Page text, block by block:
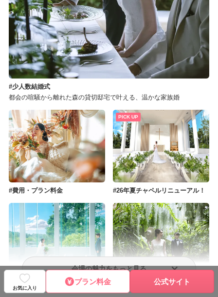
少人数結婚式
都会の喧騒から離れた森の貸切邸宅で叶える、温かな家族婚
費用・プラン料金 26年夏チャペルリニューアル！
PICK UP
挙式のみプラン フォトウェディング・前撮り
会場の魅力をもっと見る
お気に入り
プラン料金 公式サイト